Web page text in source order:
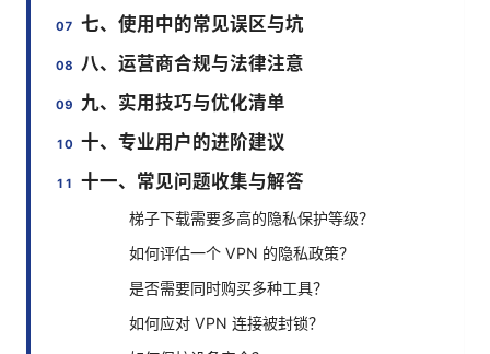
七、使用中的常见误区与坑
八、运营商合规与法律注意
九、实用技巧与优化清单
十、专业用户的进阶建议
十一、常见问题收集与解答
梯子下载需要多高的隐私保护等级？
如何评估一个 VPN 的隐私政策？
是否需要同时购买多种工具？
如何应对 VPN 连接被封锁？